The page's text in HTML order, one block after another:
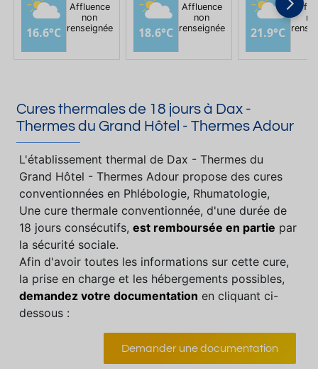
16.6°C
Affluence
non
renseignée
18.6°C
Affluence
non
renseignée
21.9°C
Cures thermales de 18 jours à Dax -
Thermes du Grand Hôtel - Thermes Adour
L'établissement thermal de Dax - Thermes du
Grand Hôtel - Thermes Adour propose des cures
conventionnées en Phlébologie, Rhumatologie,
Une cure thermale conventionnée, d'une durée de
18 jours consécutifs, est remboursée en partie par
la sécurité sociale.
Afin d'avoir toutes les informations sur cette cure,
la prise en charge et les hébergements possibles,
demandez votre documentation en cliquant ci-
dessous :
Demander une documentation